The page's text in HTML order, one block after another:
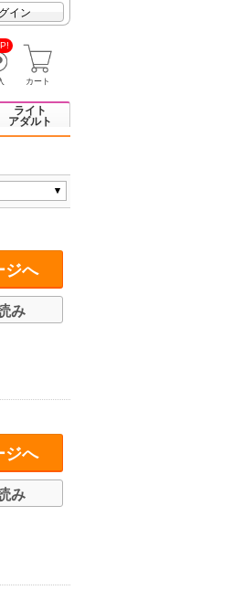
イン
カート
ライト
アダルト
ジへ
み
ジへ
み